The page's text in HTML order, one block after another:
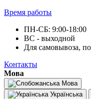
Время работы
ПН-СБ: 9:00-18:00
ВС - выходной
Для самовывоза,
Контакты
Мова
Мова
Українська